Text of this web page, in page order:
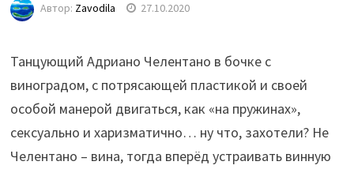
Автор: Zavodila 27.10.2020
Танцующий Адриано Челентано в бочке с
виноградом, с потрясающей пластикой и своей
особой манерой двигаться, как «на пружинах»,
сексуально и харизматично… ну что, захотели? Не
Челентано – вина, тогда вперёд устраивать винную